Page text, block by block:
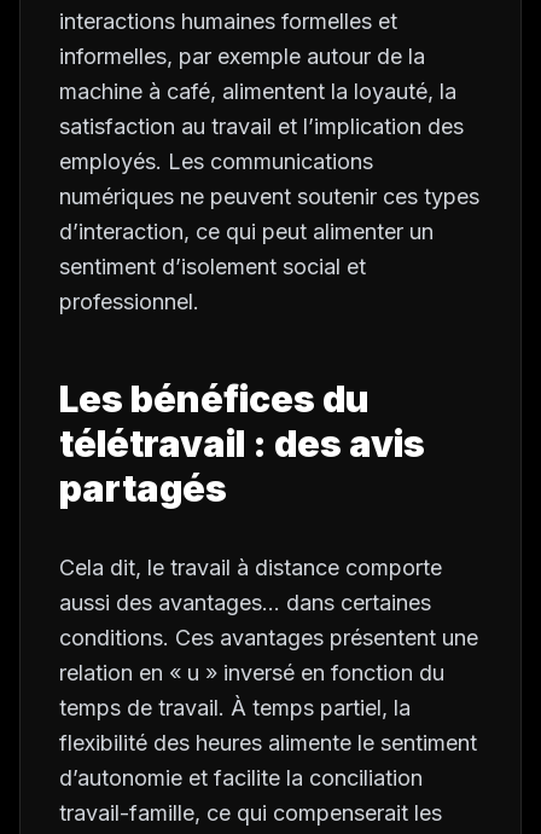
interactions humaines formelles et
informelles, par exemple autour de la
machine à café, alimentent la loyauté, la
satisfaction au travail et l’implication des
employés. Les communications
numériques ne peuvent soutenir ces types
d’interaction, ce qui peut alimenter un
sentiment d’isolement social et
professionnel.
Les bénéfices du
télétravail : des avis
partagés
Cela dit, le travail à distance comporte
aussi des avantages… dans certaines
conditions. Ces avantages présentent une
relation en « u » inversé en fonction du
temps de travail. À temps partiel, la
flexibilité des heures alimente le sentiment
d’autonomie et facilite la conciliation
travail-famille, ce qui compenserait les